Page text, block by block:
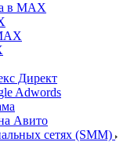
в MAX
Директ
Adwords
Авито
сетях (SMM)